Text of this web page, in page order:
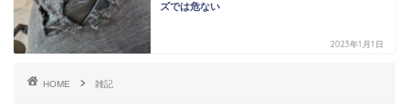
ズでは危ない
2023年1月1日
HOME 雑記